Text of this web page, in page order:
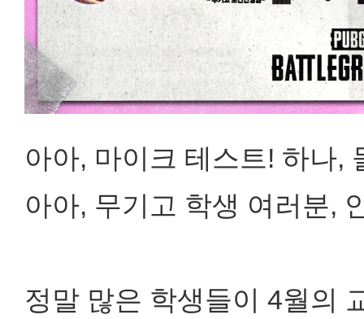
아아, 마이크 테스트! 하나,
아아, 무기고 학생 여러분,
정말 많은 학생들이 4월의